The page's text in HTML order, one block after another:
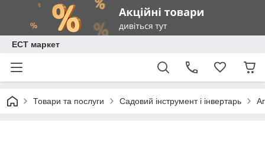
ЕСТ маркет
Товари та послуги Садовий інструмент і інвертарь